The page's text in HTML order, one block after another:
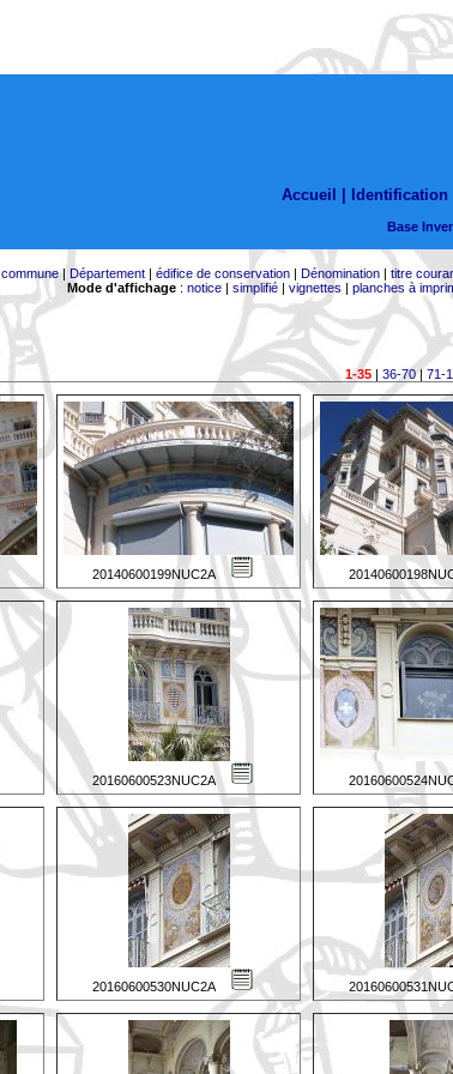
Accueil |
Base
commune| Département| édifice de conservation| Dénomination| titre
Mode d'affichage: notice| simplifié| vignettes | planches à
1-35| 36-70| 71-
20140600199NUC2A
20160600523NUC2A
20160600530NUC2A